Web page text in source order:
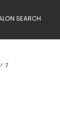
SEARCH
７